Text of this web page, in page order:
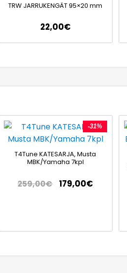
TRW JARRUKENGÄT 95×20 mm
22,00€
-31%
T4Tune KATESARJA, Musta
MBK/Yamaha 7kpl
259,00€ 179,00€